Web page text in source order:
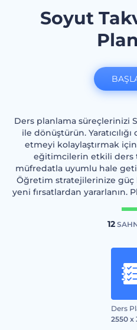
Soyut
Ders planlama süreçlerinizi
ile dönüştürün.
etmeyi kolaylaştırmak
eğitimcilerin etkili ders
müfredatla uyumlu hale
Öğretim stratejilerinize güç
yeni fırsatlardan yararlanın.
12
Ders
2550 x